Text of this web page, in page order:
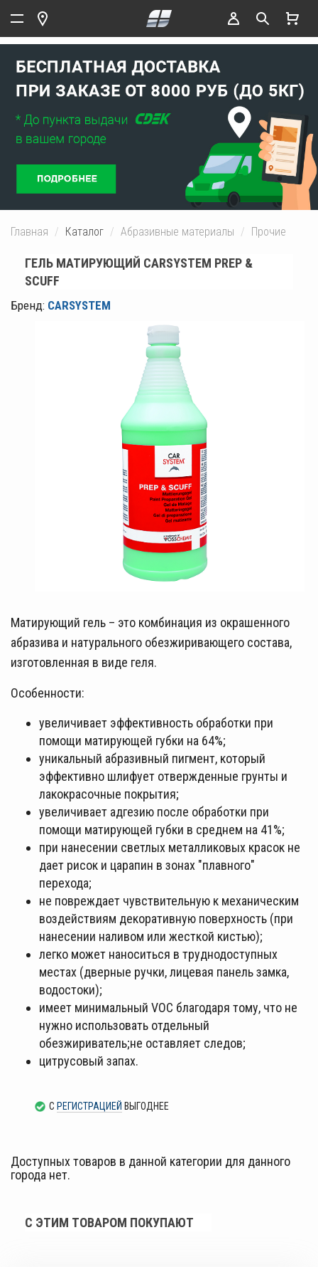
Главная Каталог Абразивные материалы Прочие
ГЕЛЬ МАТИРУЮЩИЙ CARSYSTEM PREP &
SCUFF
Бренд: CARSYSTEM
Матирующий гель – это комбинация из окрашенного
абразива и натурального обезжиривающего состава,
изготовленная в виде геля.
Особенности:
увеличивает эффективность обработки при
помощи матирующей губки на 64%;
уникальный абразивный пигмент, который
эффективно шлифует отвержденные грунты и
лакокрасочные покрытия;
увеличивает адгезию после обработки при
помощи матирующей губки в среднем на 41%;
при нанесении светлых металликовых красок не
дает рисок и царапин в зонах "плавного"
перехода;
не повреждает чувствительную к механическим
воздействиям декоративную поверхность (при
нанесении наливом или жесткой кистью);
легко может наноситься в труднодоступных
местах (дверные ручки, лицевая панель замка,
водостоки);
имеет минимальный VOC благодаря тому, что не
нужно использовать отдельный
обезжириватель;не оставляет следов;
цитрусовый запах.
С РЕГИСТРАЦИЕЙ ВЫГОДНЕЕ
Доступных товаров в данной категории для данного
города нет.
С ЭТИМ ТОВАРОМ ПОКУПАЮТ